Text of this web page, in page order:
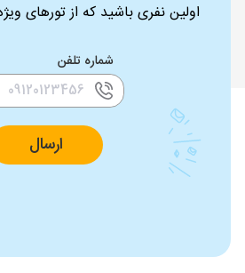
اولین نفری باشید که از تورهای
شماره تلفن
ارسال